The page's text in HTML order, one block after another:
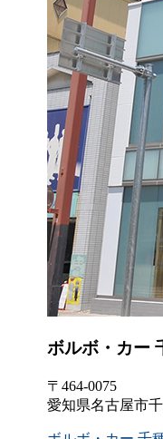
ボルボ・カー
〒464-0075
愛知県名古屋市